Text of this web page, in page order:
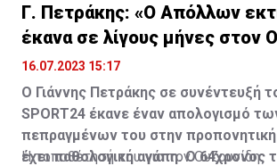
Γ. Πετράκης: «Ο Απόλλων
έκανα σε λίγους μήνες στον
16.07.2023 15:17
Ο Γιάννης Πετράκης σε συνέντευξή
SPORT24 έκανε έναν απολογισμό
πεπραγμένων του στην
έχει παθολογική αγάπη. Ο 64χρονος
Η τοποθέτησή του για τον Ουζουνίδη: